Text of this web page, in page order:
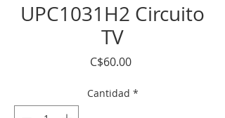
UPC1031H2 Circuito
TV
C$60.00Precio
Cantidad *